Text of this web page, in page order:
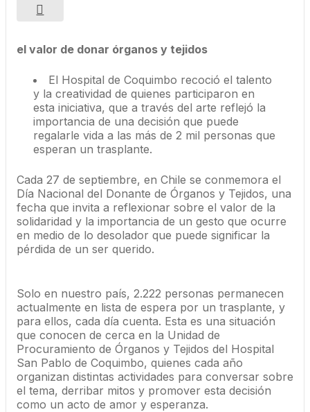
el valor de donar órganos y tejidos
El Hospital de Coquimbo recoció el talento
y la creatividad de quienes participaron en
esta iniciativa, que a través del arte reflejó la
importancia de una decisión que puede
regalarle vida a las más de 2 mil personas que
esperan un trasplante.
Cada 27 de septiembre, en Chile se conmemora el
Día Nacional del Donante de Órganos y Tejidos, una
fecha que invita a reflexionar sobre el valor de la
solidaridad y la importancia de un gesto que ocurre
en medio de lo desolador que puede significar la
pérdida de un ser querido.
Solo en nuestro país, 2.222 personas permanecen
actualmente en lista de espera por un trasplante, y
para ellos, cada día cuenta. Esta es una situación
que conocen de cerca en la Unidad de
Procuramiento de Órganos y Tejidos del Hospital
San Pablo de Coquimbo, quienes cada año
organizan distintas actividades para conversar sobre
el tema, derribar mitos y promover esta decisión
como un acto de amor y esperanza.